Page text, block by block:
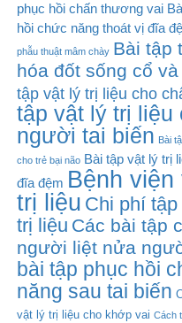
phục hồi chấn thương vai
hồi chức năng thoát vị đĩa
phẫu thuật mâm chày Bài tập
hóa đốt sống cổ
tập vật lý trị liệu cho
tập vật lý trị liệu
người tai biến Bài
cho trẻ bại não Bài tập vật lý trị
đĩa đệm Bệnh viện
trị liệu Chi phí
trị liệu Các bài tập
người liệt nửa
bài tập phục hồi
năng sau tai biến
vật lý trị liệu cho khớp vai Cách